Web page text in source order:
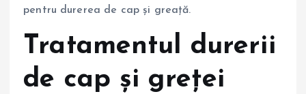
pentru durerea de cap și greață.
Tratamentul durerii
de cap și greței